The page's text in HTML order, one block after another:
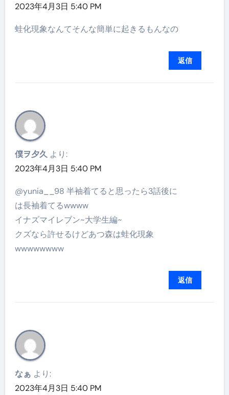
2023年4月3日 5:40 PM
蛙化現象なんてそんな簡単に起きるもんなの
返信
僕ヲ夕久 より:
2023年4月3日 5:40 PM
@yunia__98 半袖着てると思ったら3話後に
は長袖着てるwwww
イナズマイレブン~大学生編~
クズなら許せるけどあつ森は蛙化現象
wwwwwwww
返信
なぁ より:
2023年4月3日 5:40 PM